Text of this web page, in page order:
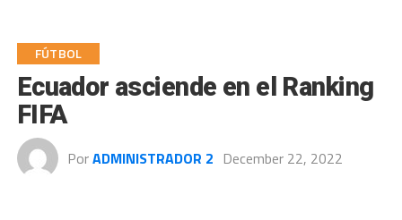
FÚTBOL
Ecuador asciende en el Ranking
FIFA
PorADMINISTRADOR 2 December 22, 2022